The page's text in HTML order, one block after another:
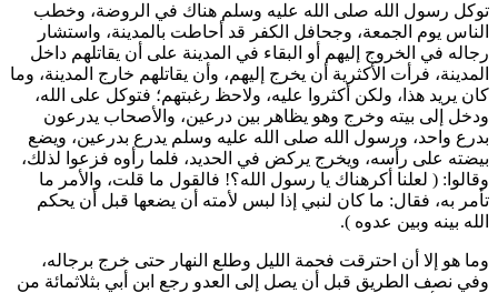
توكل رسول الله صلى الله عليه وسلم هناك في الروضة، وخطب
الناس يوم الجمعة، وجحافل الكفر قد أحاطت بالمدينة، واستشار
رجاله في الخروج إليهم أو البقاء في المدينة على أن يقاتلهم داخل
المدينة، فرأت الأكثرية أن يخرج إليهم، وأن يقاتلهم خارج المدينة، وما
كان يريد هذا، ولكن أكثروا عليه، ولاحظ رغبتهم؛ فتوكل على الله،
ودخل إلى بيته وخرج وهو يظاهر بين درعين، والأصحاب يدرعون
بدرع واحد، ورسول الله صلى الله عليه وسلم يدرع بدرعين، ويضع
بيضته على رأسه، ويخرج يركض في الحديد، فلما رأوه فزعوا لذلك،
وقالوا: ( لعلنا أكرهناك يا رسول الله؟! فالقول ما قلت، والأمر ما
تأمر به، فقال: ما كان لنبي إذا لبس لأمته أن يضعها قبل أن يحكم
الله بينه وبين عدوه ).
وما هو إلا أن احترقت فحمة الليل وطلع النهار حتى خرج برجاله،
وفي نصف الطريق قبل أن يصل إلى العدو رجع ابن أبي بثلاثمائة من